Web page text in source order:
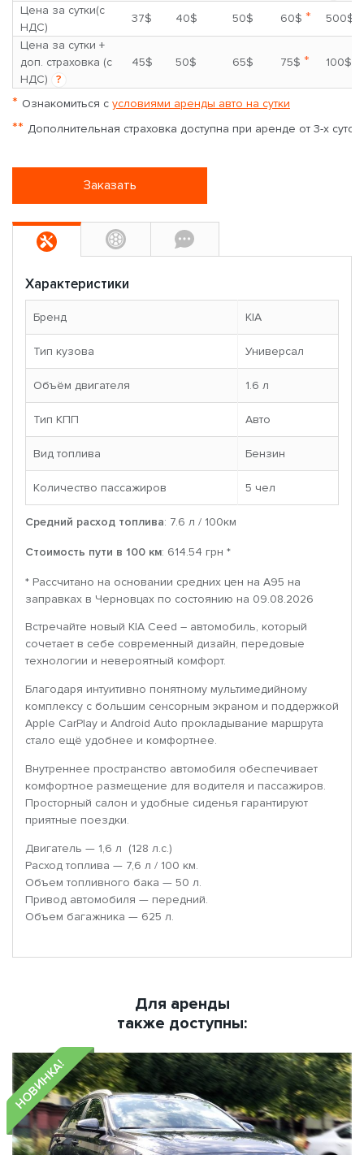
Цена за сутки(с
НДС)
37$ 40$ 50$ 60$ *
500$
Цена за сутки +
доп. страховка (с
НДС)
?
45$ 50$ 65$ 75$ * 100$
* Ознакомиться с условиями аренды авто на сутки
** Дополнительная страховка доступна при аренде от 3-х суток
Заказать
Характеристики
Бренд KIA
Тип кузова Универсал
Объём двигателя 1.6 л
Тип КПП Авто
Вид топлива Бензин
Количество пассажиров 5 чел
Средний расход топлива: 7.6 л / 100км
Стоимость пути в 100 км: 614.54 грн *
* Рассчитано на основании средних цен на A95 на
заправках в Черновцах по состоянию на 09.08.2026
Встречайте новый KIA Ceed – автомобиль, который
сочетает в себе современный дизайн, передовые
технологии и невероятный комфорт.
Благодаря интуитивно понятному мультимедийному
комплексу с большим сенсорным экраном и поддержкой
Apple CarPlay и Android Auto прокладывание маршрута
стало ещё удобнее и комфортнее.
Внутреннее пространство автомобиля обеспечивает
комфортное размещение для водителя и пассажиров.
Просторный салон и удобные сиденья гарантируют
приятные поездки.
Двигатель — 1,6 л (128 л.с.)
Расход топлива — 7,6 л / 100 км.
Объем топливного бака — 50 л.
Привод автомобиля — передний.
Объем багажника — 625 л.
Для аренды
также доступны:
НОВИНКА!